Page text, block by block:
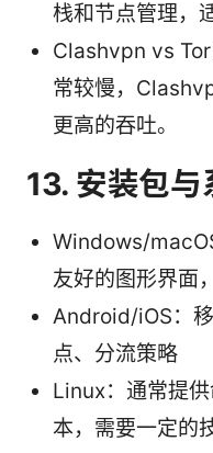
栈和节点管理，
Clashvpn vs
常较慢，
更高的吞吐。
13. 安装包与
Windows/
友好的图形界面
Android/iOS：
点、分流策略
Linux：通常提
本，需要一定的